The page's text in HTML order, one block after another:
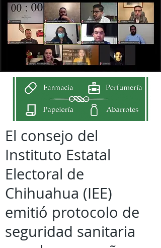
El consejo del
Instituto Estatal
Electoral de
Chihuahua (IEE)
emitió protocolo de
seguridad sanitaria